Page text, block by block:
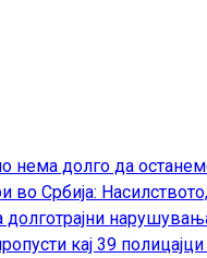
нема долго да
во Србија:
кај 39